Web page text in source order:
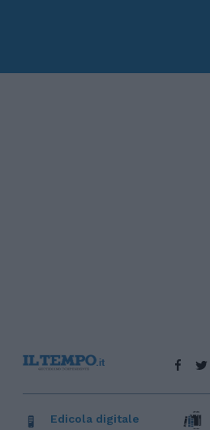
Edicola digitale